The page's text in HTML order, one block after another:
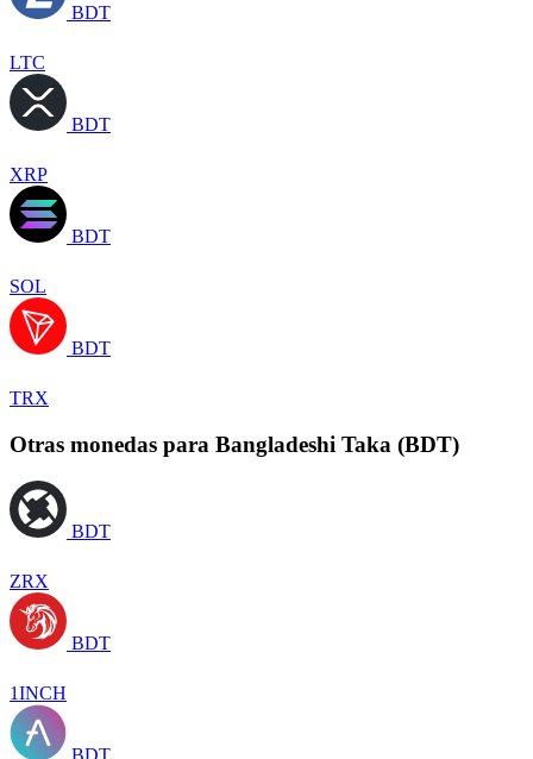
BDT
LTC
BDT
XRP
BDT
SOL
BDT
TRX
Otras monedas para Bangladeshi Taka (BDT)
BDT
ZRX
BDT
1INCH
BDT